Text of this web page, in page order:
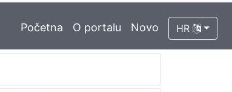
Početna O portalu Novo HR